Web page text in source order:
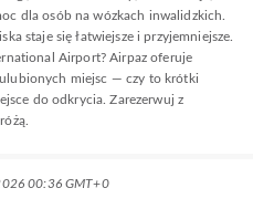
dla osób na wózkach inwalidzkich.
staje się łatwiejsze i przyjemniejsze.
Airport? Airpaz oferuje
miejsc — czy to krótki
do odkrycia. Zarezerwuj z
00:36 GMT+0